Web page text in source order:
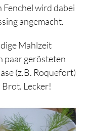
wird dabei
angemacht.
Mahlzeit
paar gerösteten
(z.B. Roquefort)
Brot. Lecker!